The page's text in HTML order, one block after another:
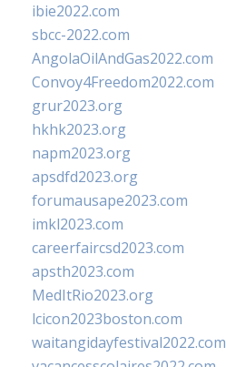
ibie2022.com
sbcc-2022.com
AngolaOilAndGas2022.com
Convoy4Freedom2022.com
grur2023.org
hkhk2023.org
napm2023.org
apsdfd2023.org
forumausape2023.com
imkl2023.com
careerfaircsd2023.com
apsth2023.com
MedItRio2023.org
lcicon2023boston.com
waitangidayfestival2022.com